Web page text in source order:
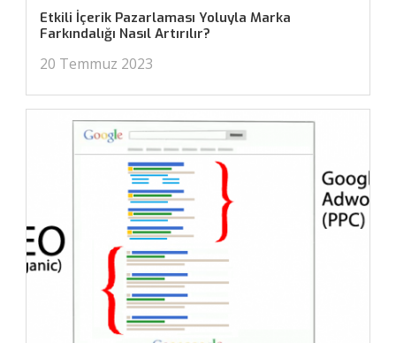
Etkili İçerik Pazarlaması Yoluyla Marka
Farkındalığı Nasıl Artırılır?
20 Temmuz 2023